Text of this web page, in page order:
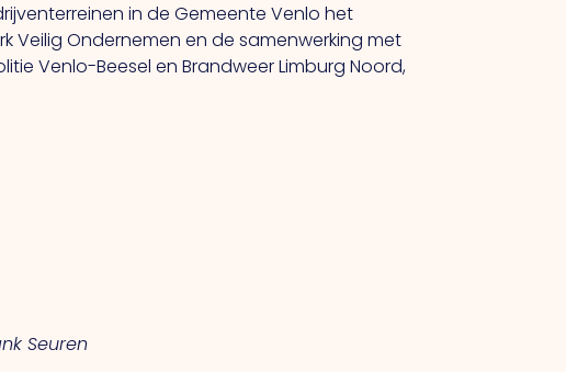
in de Gemeente Venlo het
Veilig Ondernemen en de samenwerking met
Venlo-Beesel en Brandweer Limburg Noord,
Seuren